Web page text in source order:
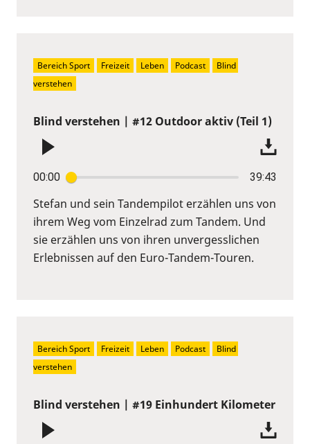
Blind verstehen | #12 Outdoor aktiv (Teil 1)
00:00 39:43
Stefan und sein Tandempilot erzählen uns von
ihrem Weg vom Einzelrad zum Tandem. Und
sie erzählen uns von ihren unvergesslichen
Erlebnissen auf den Euro-Tandem-Touren.
Bereich Sport Freizeit Leben Podcast
Blind
verstehen
Blind verstehen | #19 Einhundert Kilometer
Bereich Sport Freizeit Leben Podcast
Blind
verstehen